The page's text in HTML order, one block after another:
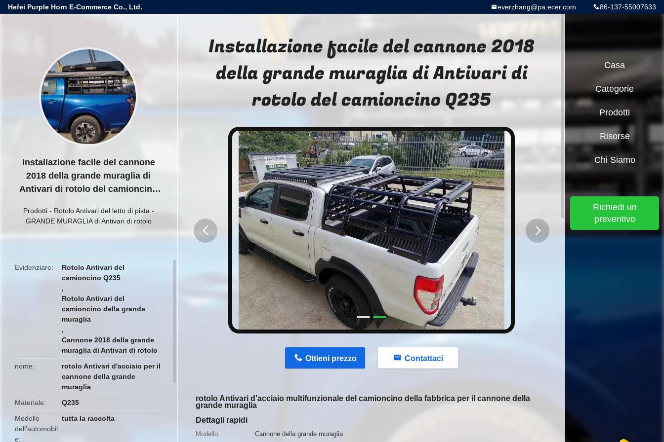
Hefei Purple Horn E-Commerce Co., Ltd. 86-137-55007633
everzhang@pa.ecer.com
Installazione facile del cannone
2018 della grande muraglia di
Antivari di rotolo del camioncino
Prodotti- Rotolo Antivari del letto di pista -
GRANDE MURAGLIA di Antivari di rotolo
Evidenziare
Rotolo Antivari del
camioncino Q235
,
Rotolo Antivari del
camioncino della grande
muraglia
,
Cannone 2018 della grande
muraglia di Antivari di rotolo
nome
rotolo Antivari d'acciaio per il
cannone della grande
muraglia
Materiale
Q235
Modello
dell'automobil
e
tutta la raccolta
Installazione facile del cannone 2018
della grande muraglia di Antivari di
rotolo del camioncino Q235
Ottieni prezzo Contattaci
rotolo Antivari d'acciaio multifunzionale del camioncino della fabbrica per il cannone della
grande muraglia
Dettagli rapidi
Modello: Cannone della grande muraglia
Casa
Categorie
Prodotti
Risorse
Chi Siamo
Richiedi un
preventivo